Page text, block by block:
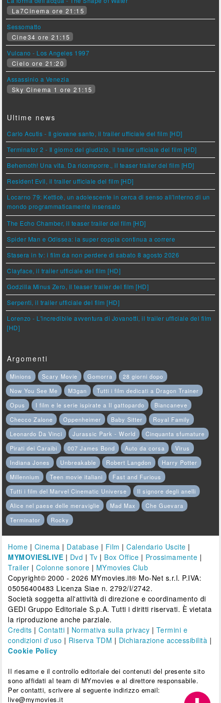
La7Cinema ore 21:15
Sessomatto
Cine34 ore 21:15
Vulcano - Los Angeles 1997
Cielo ore 21:20
Assassinio a Venezia
Sky Cinema 1 ore 21:15
Ultime news
Carlo Acutis - Il giovane santo, il trailer ufficiale del film [HD]
Terminator 2 - Il giorno del giudizio, il trailer ufficiale del film [HD]
Behemoth! Una vita. Da ricomporre., il teaser trailer del film [HD]
Resident Evil, il trailer ufficiale del film [HD]
Locarno 79: Ketticè, un adolescente in cerca di senso all'interno di un
mondo programmaticamente insensato
The Echo Chamber, il teaser trailer del film [HD]
Spider Man e Odissea: la super coppia continua a correre
Stasera in tv: i film da non perdere di sabato 8 agosto 2026
Clayface, il trailer ufficiale del film [HD]
Godzilla Minus Zero, il teaser trailer del film [HD]
Serpenti, il trailer ufficiale del film [HD]
Lorenzo - L'incredibile avventura di Jovanotti, il trailer ufficiale del film
[HD]
Argomenti
Minions Scary Movie Gomorra
28 giorni dopo
Now You See Me
M3gan
Tutti i film dedicati a Dragon Trainer
Opus
I film e le serie ispirate a Il gattopardo
Biancaneve
Checco Zalone
Oppenheimer Baby Sitter
Royal Family
Leonardo Da Vinci
Jurassic Park - World
Cinquanta sfumature
Pirati dei Caraibi
007 James Bond Auto da corsa
Virus
Indiana Jones
Unbreakable Robert Langdon
Harry Potter
Millennium
Teen movie italiani
Fast and Furious
Tutti i film del Marvel Cinematic Universe
Il signore degli anelli
Alice nel paese delle meraviglie
Mad Max
Che Guevara
Terminator
Rocky
Home | Cinema | Database | Film |Calendario Uscite |
MYMOVIESLIVE | Dvd | Tv | Box Office | Prossimamente |
Trailer |Colonne sonore | MYmovies Club
Copyright© 2000 - 2026 MYmovies.it® Mo-Net s.r.l. P.IVA:
05056400483 Licenza Siae n. 2792/I/2742.
Società soggetta all'attività di direzione e coordinamento di
GEDI Gruppo Editoriale S.p.A. Tutti i diritti riservati. È vietata
la riproduzione anche parziale.
Credits |Contatti | Normativa sulla privacy | Termini e
condizioni d'uso | Riserva TDM | Dichiarazione accessibilità |
Cookie Policy
Il riesame e il controllo editoriale dei contenuti del presente sito
sono affidati al team di MYmovies e al direttore responsabile.
Per contatti, scrivere al seguente indirizzo email:
live@mymovies.it